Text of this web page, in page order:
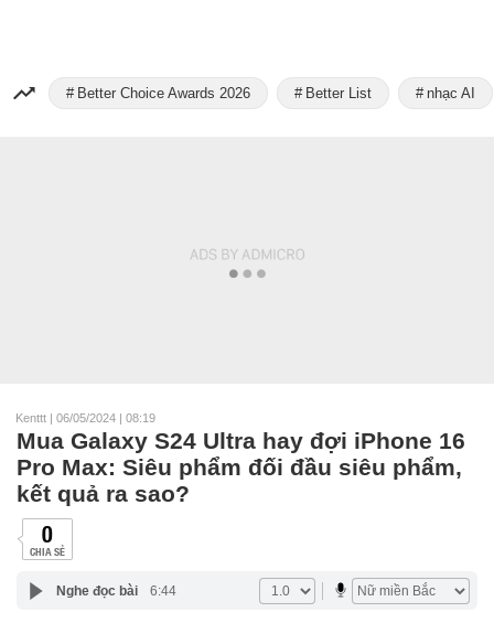
Better Choice Awards 2026 Better List nhạc AI
Kenttt | 06/05/2024 | 08:19
Mua Galaxy S24 Ultra hay đợi iPhone 16
Pro Max: Siêu phẩm đối đầu siêu phẩm,
kết quả ra sao?
0
CHIA SẺ
Nghe đọc bài 6:44